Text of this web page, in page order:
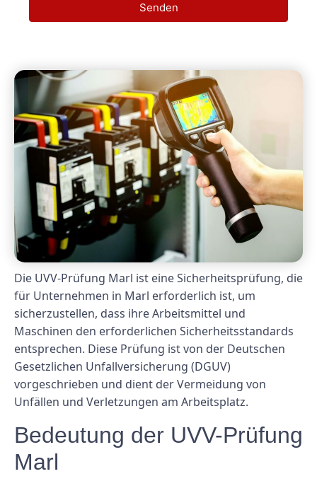
Senden
Die UVV-Prüfung Marl ist eine Sicherheitsprüfung, die
für Unternehmen in Marl erforderlich ist, um
sicherzustellen, dass ihre Arbeitsmittel und
Maschinen den erforderlichen Sicherheitsstandards
entsprechen. Diese Prüfung ist von der Deutschen
Gesetzlichen Unfallversicherung (DGUV)
vorgeschrieben und dient der Vermeidung von
Unfällen und Verletzungen am Arbeitsplatz.
Bedeutung der UVV-Prüfung
Marl